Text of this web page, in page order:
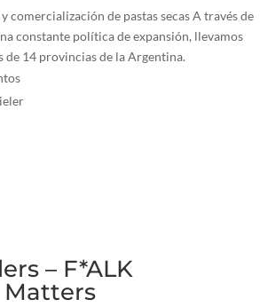
comercialización de pastas secas A través de
constante política de expansión, llevamos
de 14 provincias de la Argentina.
– F*ALK